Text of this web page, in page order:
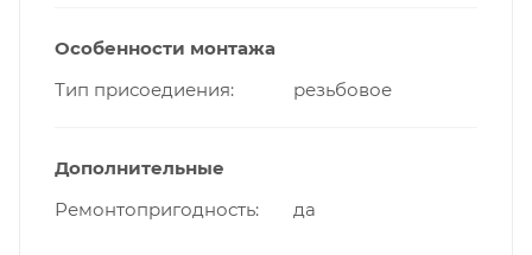
Особенности монтажа
Тип присоедиения
резьбовое
Дополнительные
Ремонтопригодность
да